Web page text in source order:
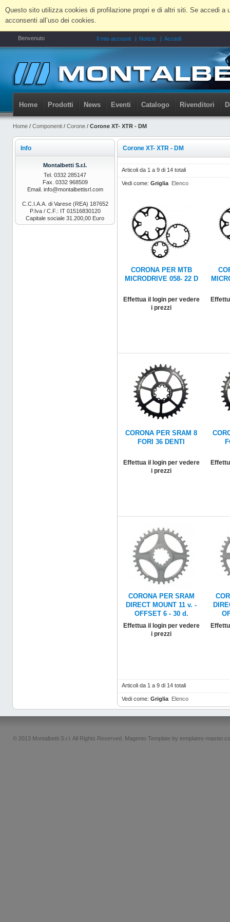
Questo sito utilizza cookies di profilazione propri e di altri siti. Se accedi a
acconsenti all’uso dei cookies.
Benvenuto Il mio account Notizie Accedi
Home Prodotti News Eventi Catalogo Rivenditori
Home / Componenti / Corone / Corone XT- XTR - DM
Corone XT- XTR - DM
Articoli da 1 a 9 di 14 totali
Vedi come: Griglia Elenco
CORONA PER MTB
MICRODRIVE 058- 22 D
Effettua il login per vedere
i prezzi
CORONA PER SRAM 8
FORI 36 DENTI
Effettua il login per vedere
i prezzi
CORONA PER SRAM
DIRECT MOUNT 11 v. -
OFFSET 6 - 30 d.
Effettua il login per vedere
i prezzi
Articoli da 1 a 9 di 14 totali
Vedi come: Griglia Elenco
Info
Montalbetti S.r.l.
Tel. 0332 285147
Fax. 0332 968509
Email. info@montalbettisrl.com
C.C.I.A.A. di Varese (REA) 187652
P.Iva / C.F.: IT 01516830120
Capitale sociale 31.200,00 Euro
© 2013 Montalbetti S.r.l. All Rights Reserved. Magento Template by templates-